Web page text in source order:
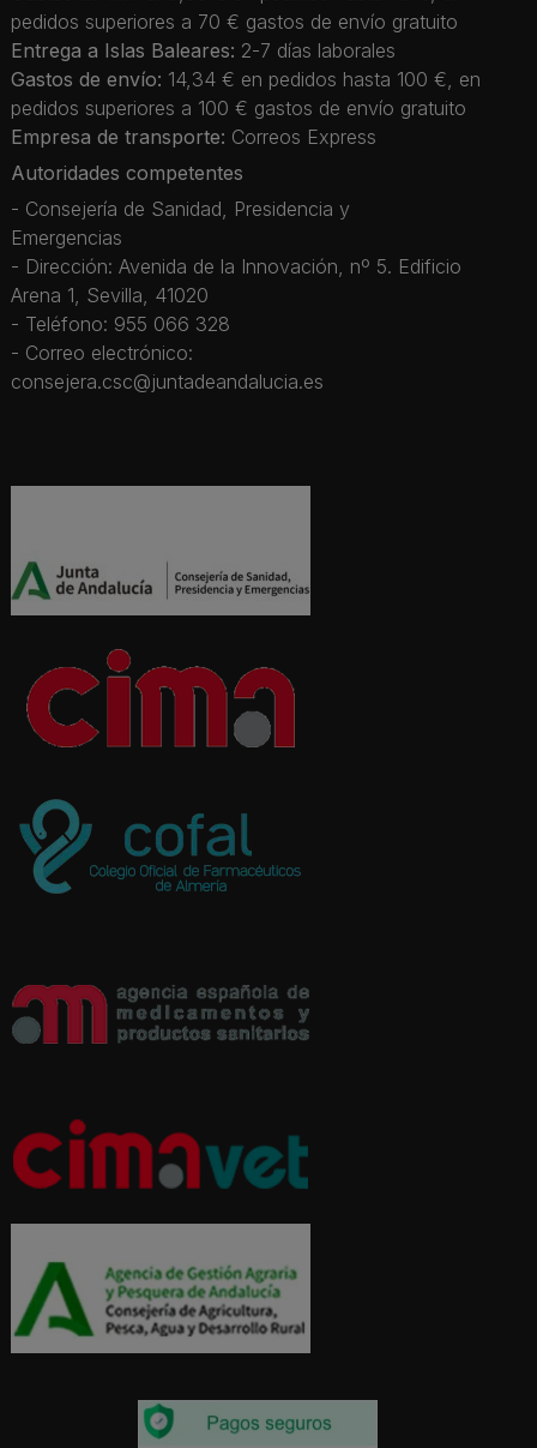
pedidos superiores a 70 € gastos de envío gratuito
Entrega a Islas Baleares: 2-7 días laborales
Gastos de envío: 14,34 € en pedidos hasta 100 €, en
pedidos superiores a 100 € gastos de envío gratuito
Empresa de transporte: Correos Express
Autoridades competentes
- Consejería de Sanidad, Presidencia y
Emergencias
- Dirección: Avenida de la Innovación, nº 5. Edificio
Arena 1, Sevilla, 41020
- Teléfono: 955 066 328
- Correo electrónico:
consejera.csc@juntadeandalucia.es